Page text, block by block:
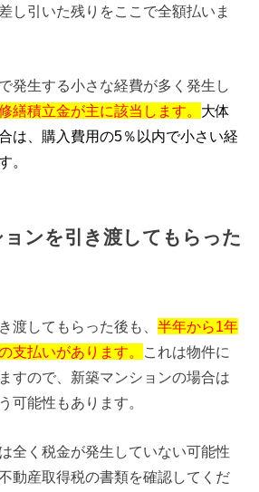
し引いた残りをここで全額払いま
発生する小さな経費が多く発生し
繕積立金が主に該当します。 大体
は、購入費用の5％以内で小さい経
。
ョンを引き渡してもらった
渡してもらった後も、半年から1年
支払いがあります。 これは物件に
すので、新築マンションの場合は
可能性もあります。
全く税金が発生していない可能性
動産取得税の書類を確認してくだ